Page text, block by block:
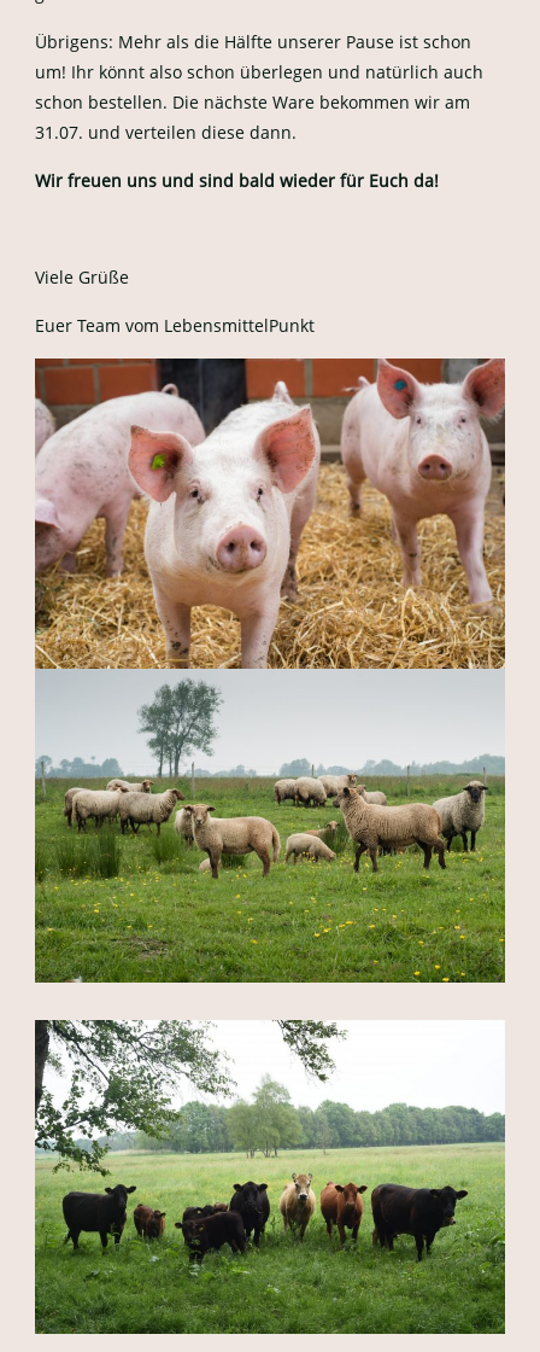
Übrigens: Mehr als die Hälfte unserer Pause ist schon
um! Ihr könnt also schon überlegen und natürlich auch
schon bestellen. Die nächste Ware bekommen wir am
31.07. und verteilen diese dann.
Wir freuen uns und sind bald wieder für Euch da!
Viele Grüße
Euer Team vom LebensmittelPunkt